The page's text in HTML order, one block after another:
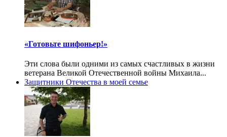
«Готовьте шифоньер!»
Эти слова были одними из самых счастливых в жизни
ветерана Великой Отечественной войны Михаила...
Защитники Отечества в моей семье